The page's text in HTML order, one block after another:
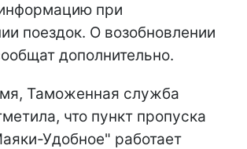
при
поездок. О возобновлении
дополнительно.
Таможенная служба
что пункт пропуска
Удобное" работает